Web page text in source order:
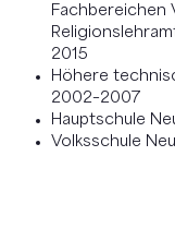
Fachbereichen
2015
Höhere
2002–2007
Hauptschule
Volksschule